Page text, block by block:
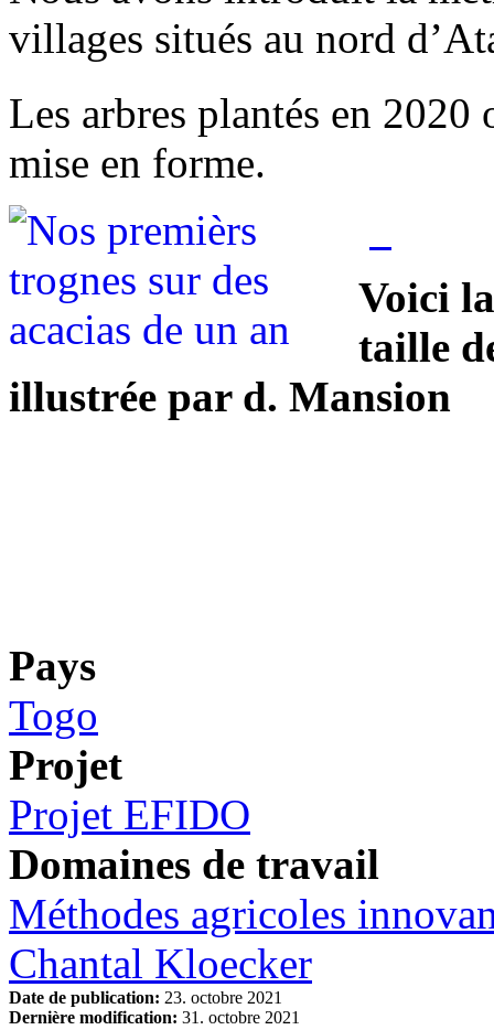
villages situés au nord
Les arbres plantés en
mise en forme.
Voici
taille
illustrée par d. Mansion
Pays
Togo
Projet
Projet EFIDO
Domaines de travail
Méthodes agricoles
Chantal Kloecker
Date de publication: 23. octobre 2021
Dernière modification: 31. octobre 2021